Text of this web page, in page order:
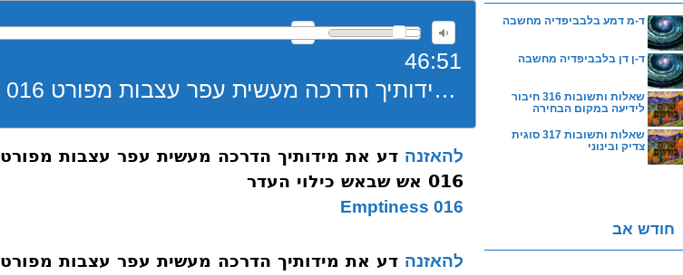
46:51
דע את מידותיך הדרכה מעשית עפר עצבות מפורט 016 אש שבאש כילוי העדר
להאזנה דע את מידותיך הדרכה מעשית עפר עצבות מפורט
016 אש שבאש כילוי העדר
016 Emptiness
להאזנה דע את מידותיך הדרכה מעשית עפר עצבות מפורט
ד-מ דמע בלבביפדיה מחשבה
ד-ן דן בלבביפדיה מחשבה
שאלות ותשובות 316 חיבור
לידיעה במקום הבחירה
שאלות ותשובות 317 סוגית
צדיק ובינוני
חודש אב